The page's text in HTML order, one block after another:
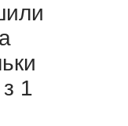
1